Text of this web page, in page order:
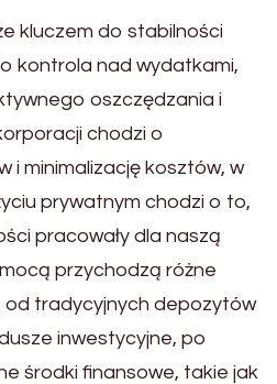
kluczem do stabilności
kontrola nad wydatkami,
oszczędzania i
chodzi o
i minimalizację kosztów, w
prywatnym chodzi o to,
pracowały dla naszą
przychodzą różne
od tradycyjnych depozytów
inwestycyjne, po
środki finansowe, takie jak